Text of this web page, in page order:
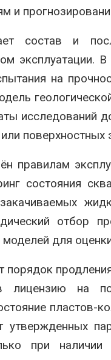
и
состав и
эксплуатации.
на
исследований
поверхностных
правилам
состояния
отбор
для
порядок
на
пластов-
утвержденных
при наличии